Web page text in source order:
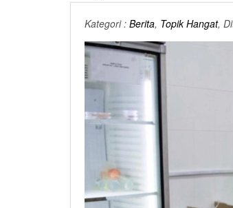
Kategori : Berita, Topik Hangat,